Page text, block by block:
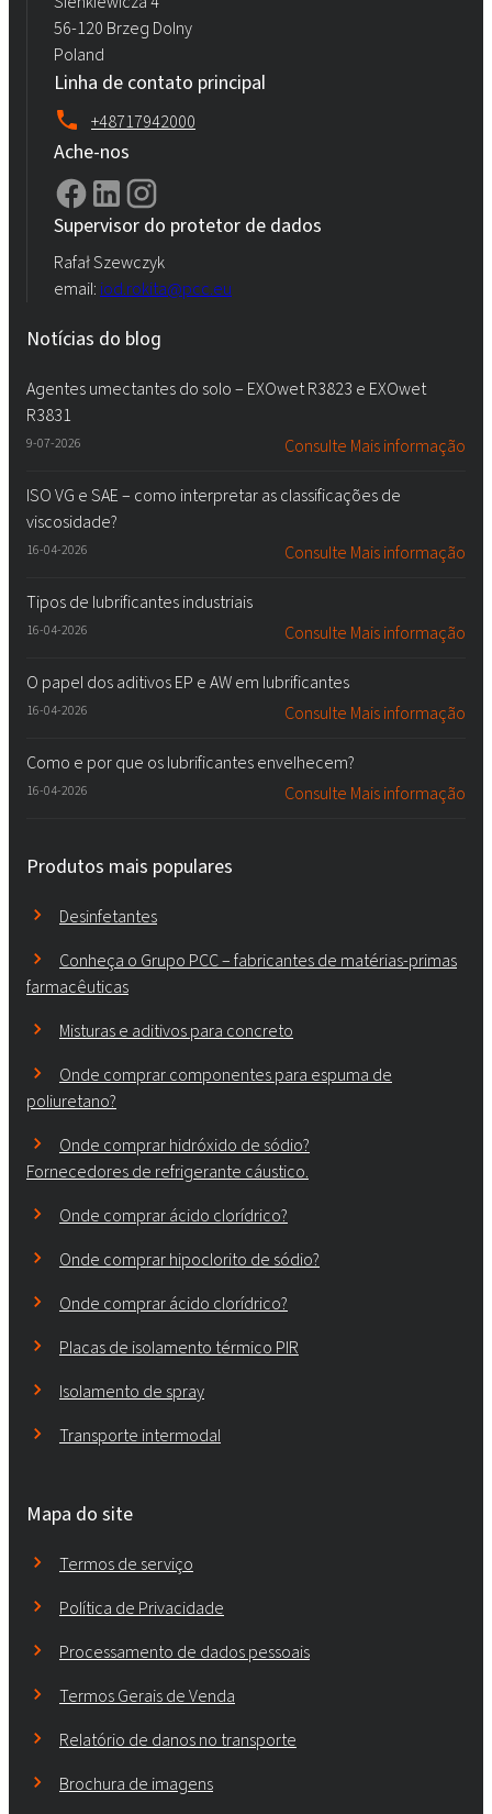
56-120 Brzeg Dolny
Poland
Linha de contato principal
+48717942000
Ache-nos
Supervisor do protetor de dados
Rafał Szewczyk
email: iod.rokita@pcc.eu
Notícias do blog
Agentes umectantes do solo – EXOwet R3823 e EXOwet
R3831
9-07-2026 Consulte Mais informação
ISO VG e SAE – como interpretar as classificações de
viscosidade?
16-04-2026 Consulte Mais informação
Tipos de lubrificantes industriais
16-04-2026 Consulte Mais informação
O papel dos aditivos EP e AW em lubrificantes
16-04-2026 Consulte Mais informação
Como e por que os lubrificantes envelhecem?
16-04-2026 Consulte Mais informação
Produtos mais populares
Desinfetantes
Conheça o Grupo PCC – fabricantes de matérias-primas
farmacêuticas
Misturas e aditivos para concreto
Onde comprar componentes para espuma de
poliuretano?
Onde comprar hidróxido de sódio?
Fornecedores de refrigerante cáustico.
Onde comprar ácido clorídrico?
Onde comprar hipoclorito de sódio?
Onde comprar ácido clorídrico?
Placas de isolamento térmico PIR
Isolamento de spray
Transporte intermodal
Mapa do site
Termos de serviço
Política de Privacidade
Processamento de dados pessoais
Termos Gerais de Venda
Relatório de danos no transporte
Brochura de imagens